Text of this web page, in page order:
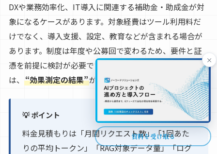
DXや業務効率化、IT導入に関連する補助金・助成金が対
象になるケースがあります。対象経費はツール利用料だ
けでなく、導入支援、設定、教育などが含まれる場合が
あります。制度は年度や公募回で変わるため、要件と証
憑を前提に検討が必要です。特にPoC後の本格展開で
は、 “効果測定の結果”が申請の説得力になります。
💡 ポイント
料金見積もりは「月間リクエスト数」「1回あた
りの平均トークン」「RAG対象データ量」「ログ
×
資料を受け取る